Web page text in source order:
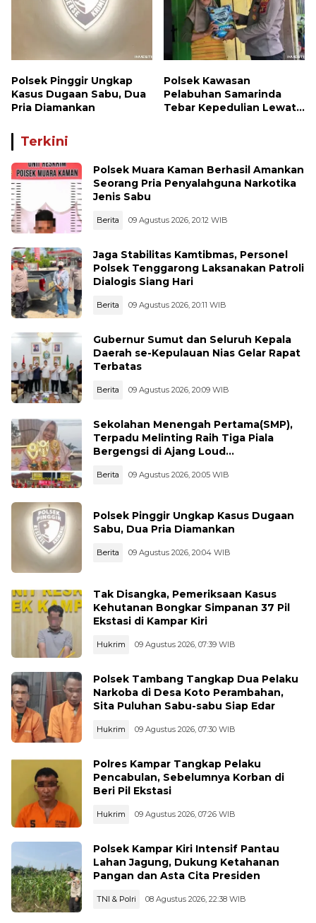
Polsek Pinggir Ungkap
Kasus Dugaan Sabu, Dua
Pria Diamankan
Polsek Kawasan
Pelabuhan Samarinda
Tebar Kepedulian Lewat
Terkini
Polsek Muara Kaman Berhasil Amankan
Seorang Pria Penyalahguna Narkotika
Jenis Sabu
Berita 09 Agustus 2026, 20:12 WIB
Jaga Stabilitas Kamtibmas, Personel
Polsek Tenggarong Laksanakan Patroli
Dialogis Siang Hari
Berita 09 Agustus 2026, 20:11 WIB
Gubernur Sumut dan Seluruh Kepala
Daerah se-Kepulauan Nias Gelar Rapat
Terbatas
Berita 09 Agustus 2026, 20:09 WIB
Sekolahan Menengah Pertama(SMP),
Terpadu Melinting Raih Tiga Piala
Bergengsi di Ajang Loud
Berita 09 Agustus 2026, 20:05 WIB
Polsek Pinggir Ungkap Kasus Dugaan
Sabu, Dua Pria Diamankan
Berita 09 Agustus 2026, 20:04 WIB
Tak Disangka, Pemeriksaan Kasus
Kehutanan Bongkar Simpanan 37 Pil
Ekstasi di Kampar Kiri
Hukrim 09 Agustus 2026, 07:39 WIB
Polsek Tambang Tangkap Dua Pelaku
Narkoba di Desa Koto Perambahan,
Sita Puluhan Sabu-sabu Siap Edar
Hukrim 09 Agustus 2026, 07:30 WIB
Polres Kampar Tangkap Pelaku
Pencabulan, Sebelumnya Korban di
Beri Pil Ekstasi
Hukrim 09 Agustus 2026, 07:26 WIB
Polsek Kampar Kiri Intensif Pantau
Lahan Jagung, Dukung Ketahanan
Pangan dan Asta Cita Presiden
TNI & Polri 08 Agustus 2026, 22:38 WIB